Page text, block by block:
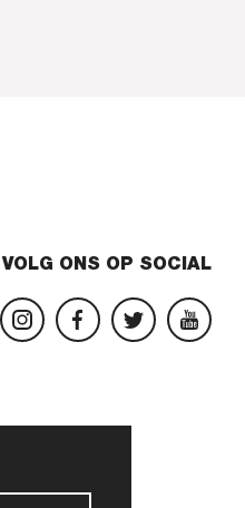
VOLG ONS OP SOCIAL